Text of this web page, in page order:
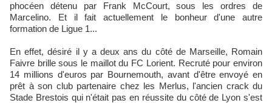
phocéen détenu par Frank McCourt, sous les ordres de
Marcelino. Et il fait actuellement le bonheur d'une autre
formation de Ligue 1...
En effet, désiré il y a deux ans du côté de Marseille, Romain
Faivre brille sous le maillot du FC Lorient. Recruté pour environ
14 millions d'euros par Bournemouth, avant d'être envoyé en
prêt à son club partenaire chez les Merlus, l'ancien crack du
Stade Brestois qui n'était pas en réussite du côté de Lyon s'est